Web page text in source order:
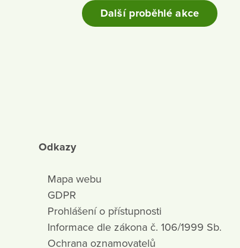
Další proběhlé akce
Odkazy
Mapa webu
GDPR
Prohlášení o přístupnosti
Informace dle zákona č. 106/1999 Sb.
Ochrana oznamovatelů